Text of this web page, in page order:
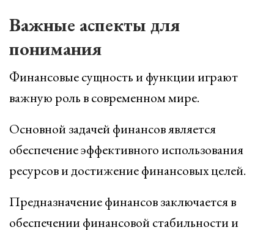
Важные аспекты для
понимания
Финансовые сущность и функции играют
важную роль в современном мире.
Основной задачей финансов является
обеспечение эффективного использования
ресурсов и достижение финансовых целей.
Предназначение финансов заключается в
обеспечении финансовой стабильности и